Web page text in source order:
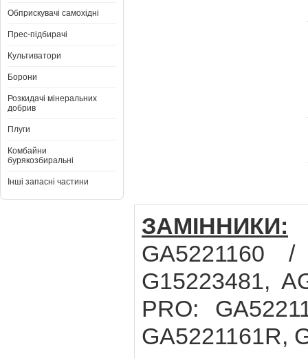
Обприскувачі самохідні
Прес-підбирачі
Культиватори
Борони
Розкидачі мінеральних
добрив
Плуги
Комбайни
бурякозбиральні
Інші запасні частини
ЗАМІННИКИ:
GA5221160
G15223481,
PRO:
GA5221161R,